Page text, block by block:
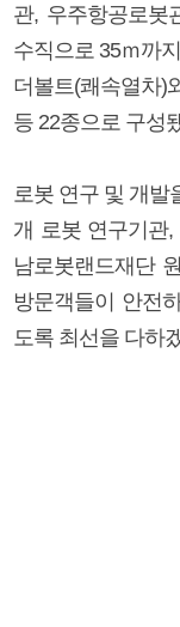
관, 우주항공로봇
수직으로 35ｍ까
더볼트(쾌속열차)
등 22종으로 구성
로봇 연구 및 개발
개 로봇 연구기관
남로봇랜드재단
방문객들이 안전
도록 최선을 다하